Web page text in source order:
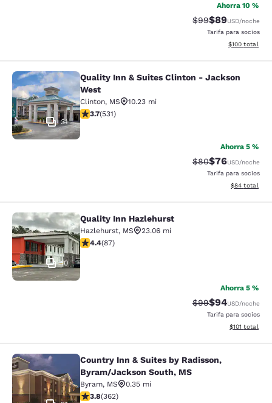
Ahorra 10 %
Precio tachado:
$99Precio con
$89USD/noche
Tarifa para socios
Ver detalles
$100 total
Quality Inn & Suites Clinton -
31
Quality Inn & Suites Clinton - Jackson
West
Clinton, MS
10.23 mi
calificación de 3.72 estrellas. Bueno. 531 reseñas
3.7(531)
Ahorra 5 %
Precio tachado:
$80Precio con
$76USD/noche
Tarifa para socios
Ver detalles
$84 total
Quality Inn Hazlehurst
10
Quality Inn Hazlehurst
Hazlehurst, MS
23.06 mi
calificación de 4.4 estrellas. Excelente. 87 reseñas
4.4(87)
Ahorra 5 %
Precio tachado:
$99Precio con
$94USD/noche
Tarifa para socios
Ver detalles
$101 total
Country Inn & Suites by Radisson,
Country Inn & Suites by Radisson,
Byram/Jackson South, MS
Byram, MS
0.35 mi
calificación de 3.76 estrellas. Bueno. 362 reseñas
3.8(362)